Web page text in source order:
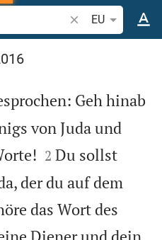
Bibelstelle oder
EU
Geh hinab
von Juda und


2 Du sollst
der du auf dem
das Wort des
Diener und dein